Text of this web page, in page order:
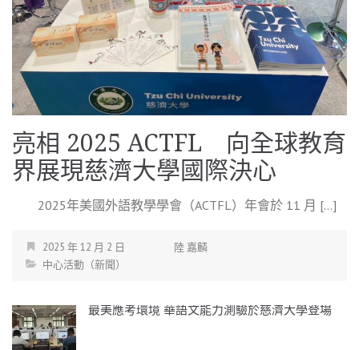
亮相 2025 ACTFL 向全球教育
界展現慈濟大學國際決心
2025年美國外語教學學會（ACTFL）年會於 11 月 […]
2025 年 12 月 2 日
陸 嘉麟
中心活動（新聞）
最美應考環境 華語文能力測驗於慈濟大學登場